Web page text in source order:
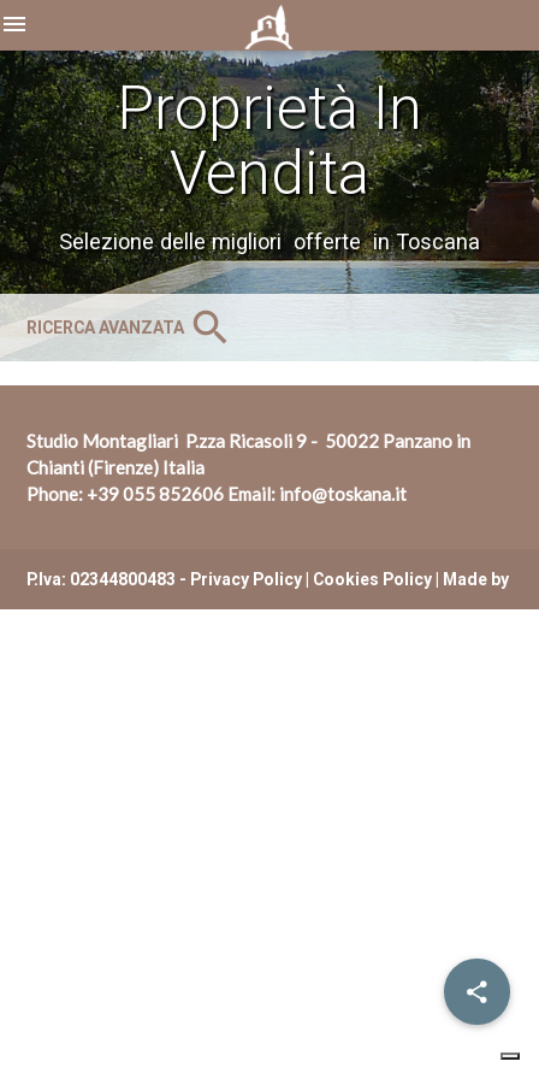
menu
RICERCA AVANZATA search
Proprietà In
Vendita
Selezione delle migliori offerte in Toscana
Studio Montagliari P.zza Ricasoli 9 - 50022 Panzano in
Chianti (Firenze) Italia
Phone: +39 055 852606 Email: info@toskana.it
P.Iva: 02344800483 - Privacy Policy| Cookies Policy| Made by